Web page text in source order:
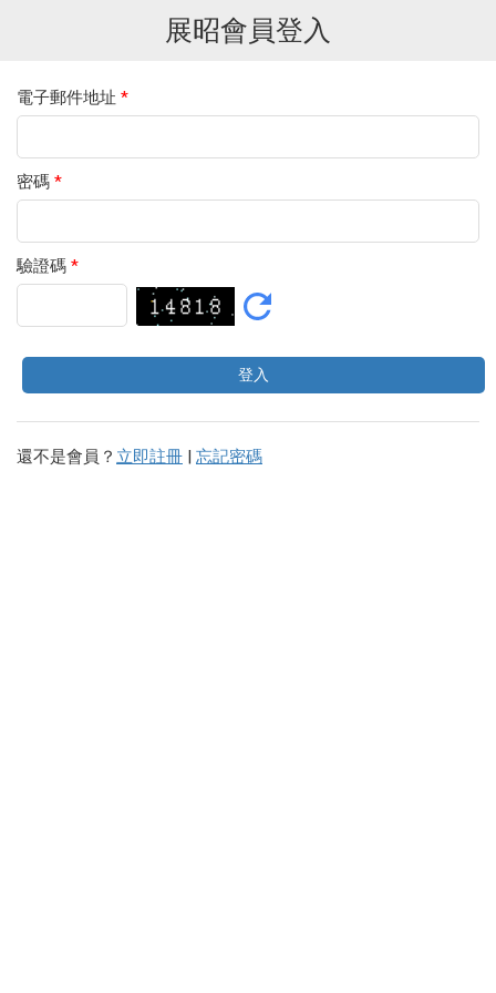
展昭會員登入
電子郵件地址 *
密碼 *
驗證碼 *
還不是會員？ 立即註冊 | 忘記密碼